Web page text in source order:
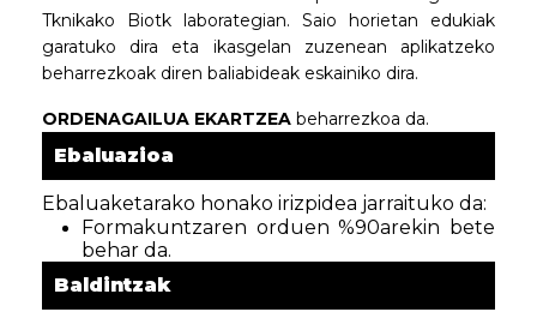
Tknikako Biotk laborategian. Saio horietan edukiak
garatuko dira eta ikasgelan zuzenean aplikatzeko
beharrezkoak diren baliabideak eskainiko dira.
ORDENAGAILUA EKARTZEA beharrezkoa da.
Ebaluazioa
Ebaluaketarako honako irizpidea jarraituko da:
Formakuntzaren orduen %90arekin bete
behar da.
Baldintzak